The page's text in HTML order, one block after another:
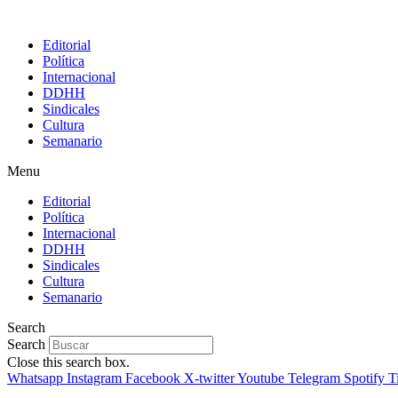
Editorial
Política
Internacional
DDHH
Sindicales
Cultura
Semanario
Menu
Editorial
Política
Internacional
DDHH
Sindicales
Cultura
Semanario
Search
Search
Close this search box.
Whatsapp Instagram Facebook X-twitterYoutube Telegram Spotify